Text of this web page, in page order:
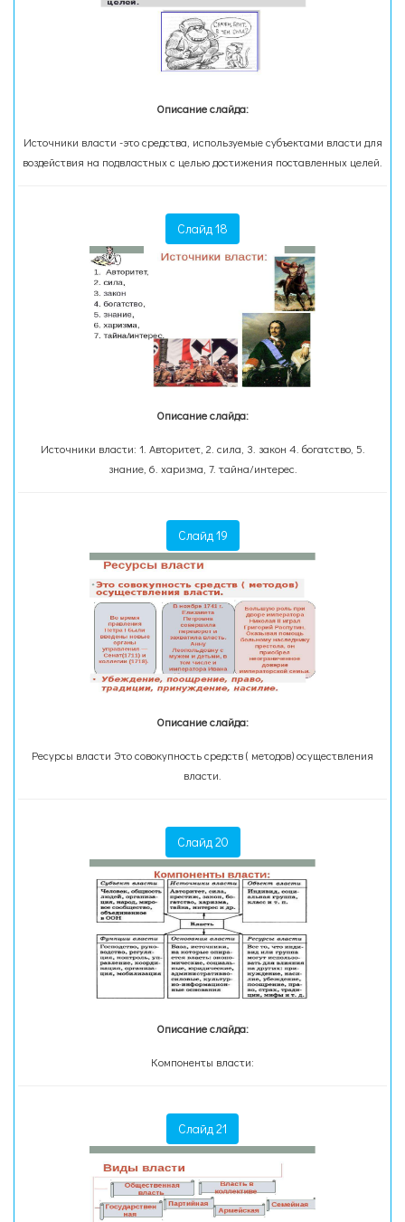
Описание слайда:
Источники власти -это средства, используемые субъектами власти для
воздействия на подвластных с целью достижения поставленных целей.
Слайд 18
Описание слайда:
Источники власти: 1. Авторитет, 2. сила, 3. закон 4. богатство, 5.
знание, 6. харизма, 7. тайна/интерес.
Слайд 19
Описание слайда:
Ресурсы власти Это совокупность средств ( методов) осуществления
власти.
Слайд 20
Описание слайда:
Компоненты власти:
Слайд 21